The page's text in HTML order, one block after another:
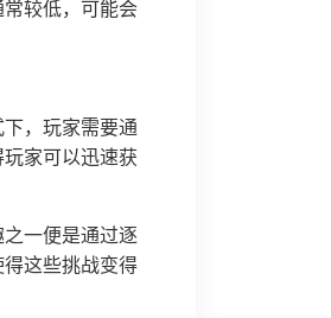
较低，可能会
，玩家需要通
家可以迅速获
一便是通过逐
这些挑战变得